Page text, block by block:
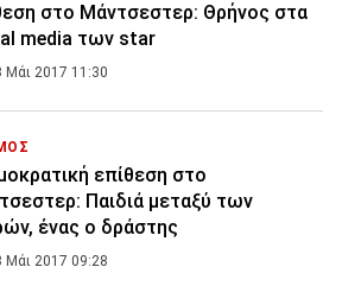
στο Μάντσεστερ: Θρήνος στα
media των star
Μάι 2017 11:30
επίθεση στο
Παιδιά μεταξύ των
ένας ο δράστης
Μάι 2017 09:28